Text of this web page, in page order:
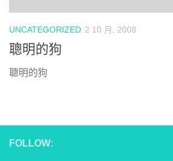
UNCATEGORIZED 2 10 月, 2008
聰明的狗
聰明的狗
FOLLOW: